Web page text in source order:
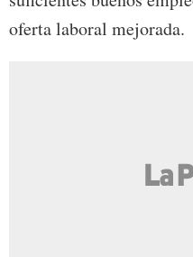
oferta laboral mejorada.